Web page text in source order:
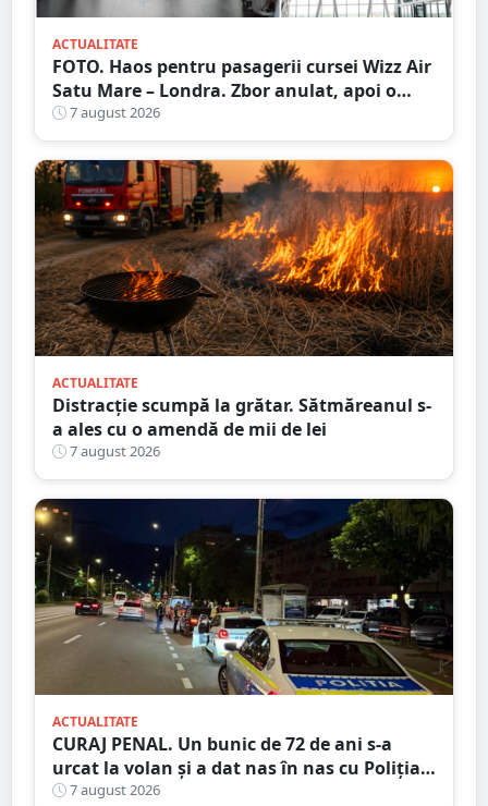
ACTUALITATE
FOTO. Haos pentru pasagerii cursei Wizz Air
Satu Mare – Londra. Zbor anulat, apoi o
nouă întârziere. Fără explicații clare
7 august 2026
ACTUALITATE
Distracție scumpă la grătar. Sătmăreanul s-
a ales cu o amendă de mii de lei
7 august 2026
ACTUALITATE
CURAJ PENAL. Un bunic de 72 de ani s-a
urcat la volan și a dat nas în nas cu Poliția
Satu Mare
7 august 2026